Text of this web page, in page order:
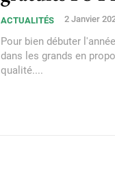
ACTUALITÉS 2 Janvier
Pour bien débuter
dans les grands en
qualité....